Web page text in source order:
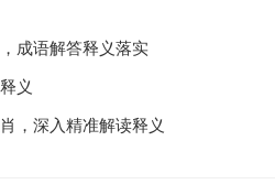
成语解答释义落实
义
，深入精准解读释义